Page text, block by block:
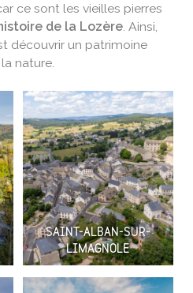
ce sont les vieilles pierres
de la Lozère. Ainsi,
découvrir un patrimoine
nature.
SAINT-ALBAN-SUR-
LIMAGNOLE